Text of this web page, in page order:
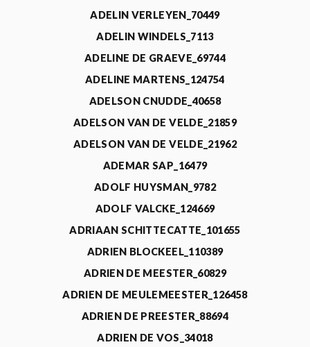
ADELIN VERLEYEN_70449
ADELIN WINDELS_7113
ADELINE DE GRAEVE_69744
ADELINE MARTENS_124754
ADELSON CNUDDE_40658
ADELSON VAN DE VELDE_21859
ADELSON VAN DE VELDE_21962
ADEMAR SAP_16479
ADOLF HUYSMAN_9782
ADOLF VALCKE_124669
ADRIAAN SCHITTECATTE_101655
ADRIEN BLOCKEEL_110389
ADRIEN DE MEESTER_60829
ADRIEN DE MEULEMEESTER_126458
ADRIEN DE PREESTER_88694
ADRIEN DE VOS_34018